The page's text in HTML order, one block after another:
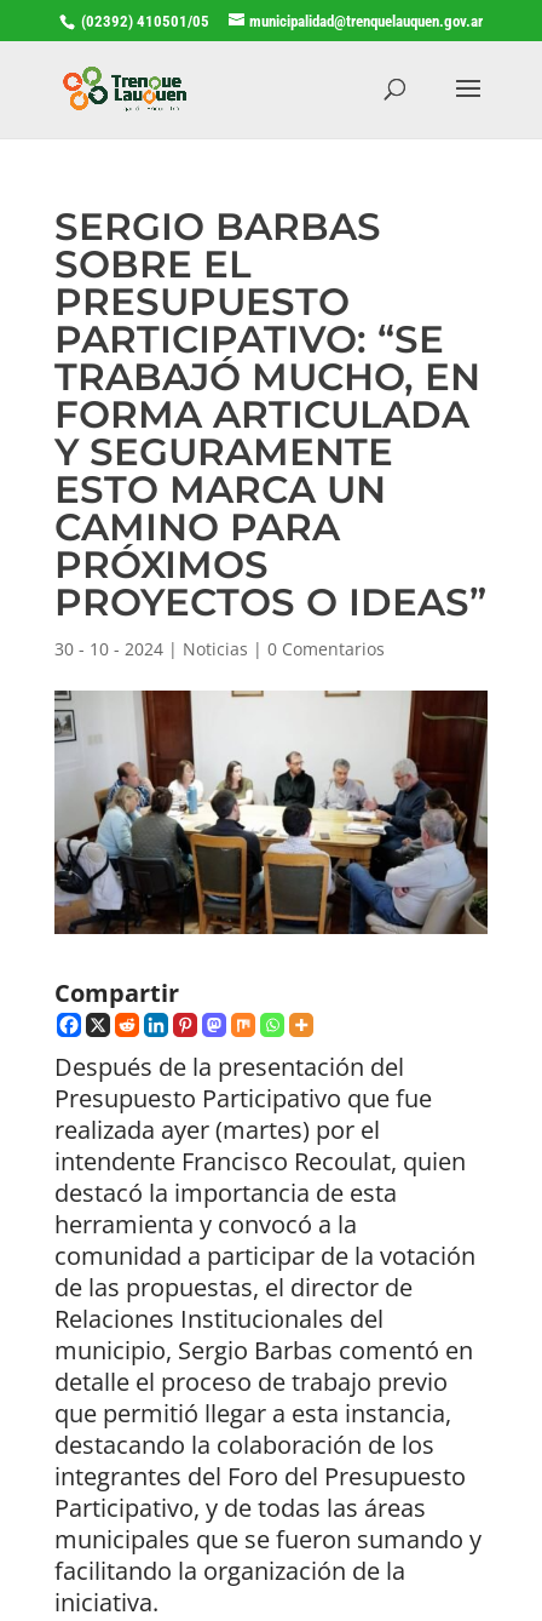
(02392) 410501/05 municipalidad@trenquelauquen.gov.ar
SERGIO BARBAS
SOBRE EL
PRESUPUESTO
PARTICIPATIVO: “SE
TRABAJÓ MUCHO, EN
FORMA ARTICULADA
Y SEGURAMENTE
ESTO MARCA UN
CAMINO PARA
PRÓXIMOS
PROYECTOS O IDEAS”
30 - 10 - 2024| Noticias | 0 Comentarios
Compartir
Después de la presentación del
Presupuesto Participativo que fue
realizada ayer (martes) por el
intendente Francisco Recoulat, quien
destacó la importancia de esta
herramienta y convocó a la
comunidad a participar de la votación
de las propuestas, el director de
Relaciones Institucionales del
municipio, Sergio Barbas comentó en
detalle el proceso de trabajo previo
que permitió llegar a esta instancia,
destacando la colaboración de los
integrantes del Foro del Presupuesto
Participativo, y de todas las áreas
municipales que se fueron sumando y
facilitando la organización de la
iniciativa.